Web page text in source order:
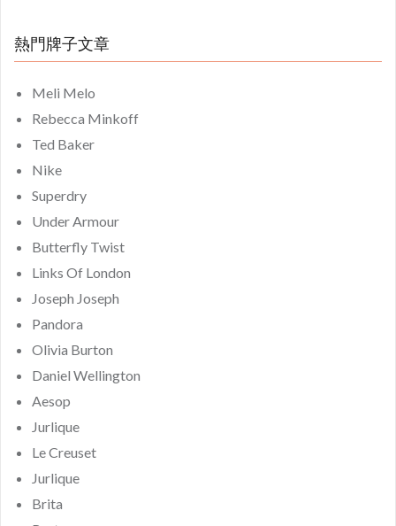
熱門牌子文章
Meli Melo
Rebecca Minkoff
Ted Baker
Nike
Superdry
Under Armour
Butterfly Twist
Links Of London
Joseph Joseph
Pandora
Olivia Burton
Daniel Wellington
Aesop
Jurlique
Le Creuset
Jurlique
Brita